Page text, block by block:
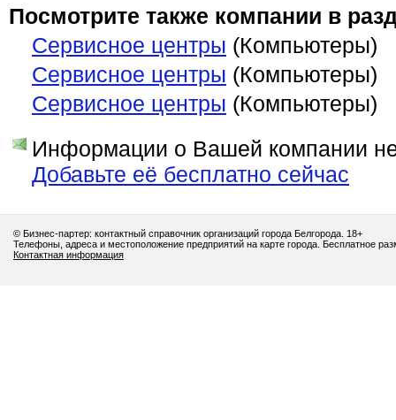
Посмотрите также компании в
Сервисное центры (Компьютеры)
Сервисное центры (Компьютеры)
Сервисное центры (Компьютеры)
Информации о Вашей компании
Добавьте её бесплатно сейчас
© Бизнес-партер: контактный справочник организаций города Белгорода. 18+
Телефоны, адреса и местоположение предприятий на карте города. Бесплатное
Контактная информация